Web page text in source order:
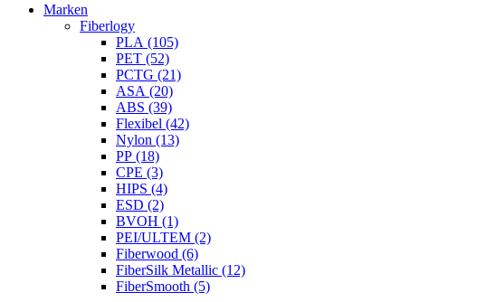
Marken
Fiberlogy
PLA (105)
PET (52)
PCTG (21)
ASA (20)
ABS (39)
Flexibel (42)
Nylon (13)
PP (18)
CPE (3)
HIPS (4)
ESD (2)
BVOH (1)
PEI/ULTEM (2)
Fiberwood (6)
FiberSilk Metallic (12)
FiberSmooth (5)